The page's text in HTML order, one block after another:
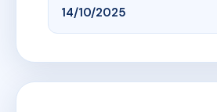
14/10/2025